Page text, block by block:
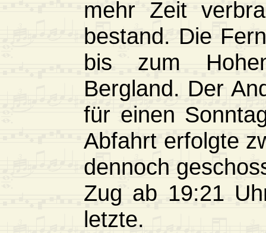
mehr Zeit
bestand. Die
bis zum
Bergland. Der
für einen
Abfahrt erfolgte
dennoch
Zug ab 19:21
letzte.